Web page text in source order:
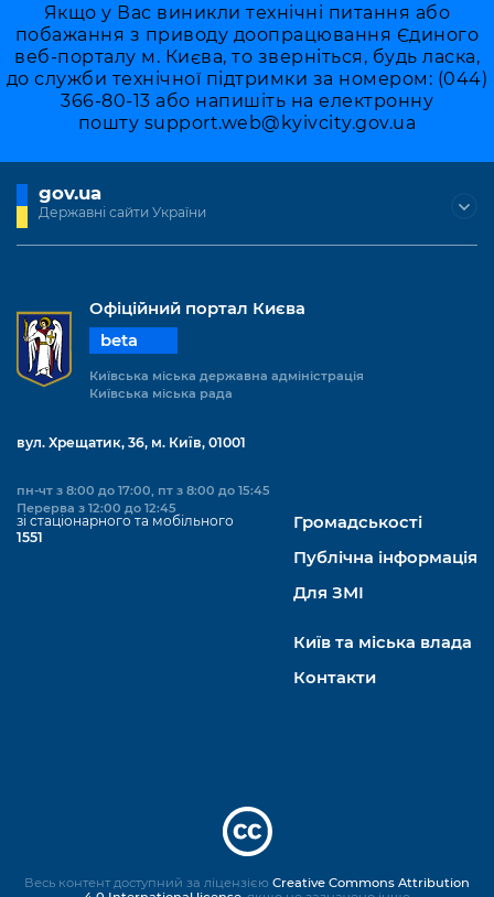
Якщо у Вас виникли технічні питання або
побажання з приводу доопрацювання Єдиного
веб-порталу м. Києва, то зверніться, будь ласка,
до служби технічної підтримки за номером: (044)
366-80-13 або напишіть на електронну
пошту support.web@kyivcity.gov.ua
gov.ua
Державні сайти України
Офіційний портал Києва
beta
Київська міська державна адміністрація
Київська міська рада
вул. Хрещатик, 36, м. Київ, 01001
пн-чт з 8:00 до 17:00, пт з 8:00 до 15:45
Перерва з 12:00 до 12:45
зі стаціонарного та мобільного
1551
Громадськості
Публічна інформація
Для ЗМІ
Київ та міська влада
Контакти
Весь контент доступний за ліцензією Creative Commons Attribution